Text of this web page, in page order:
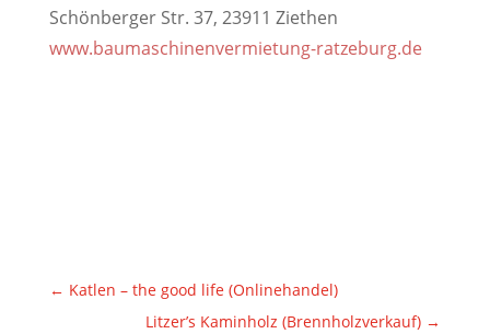
Schönberger Str. 37, 23911 Ziethen
www.baumaschinenvermietung-ratzeburg.de
← Katlen – the good life (Onlinehandel)
Litzer’s Kaminholz (Brennholzverkauf) →